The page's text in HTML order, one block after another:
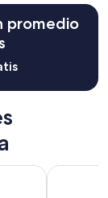
promedio
Gran